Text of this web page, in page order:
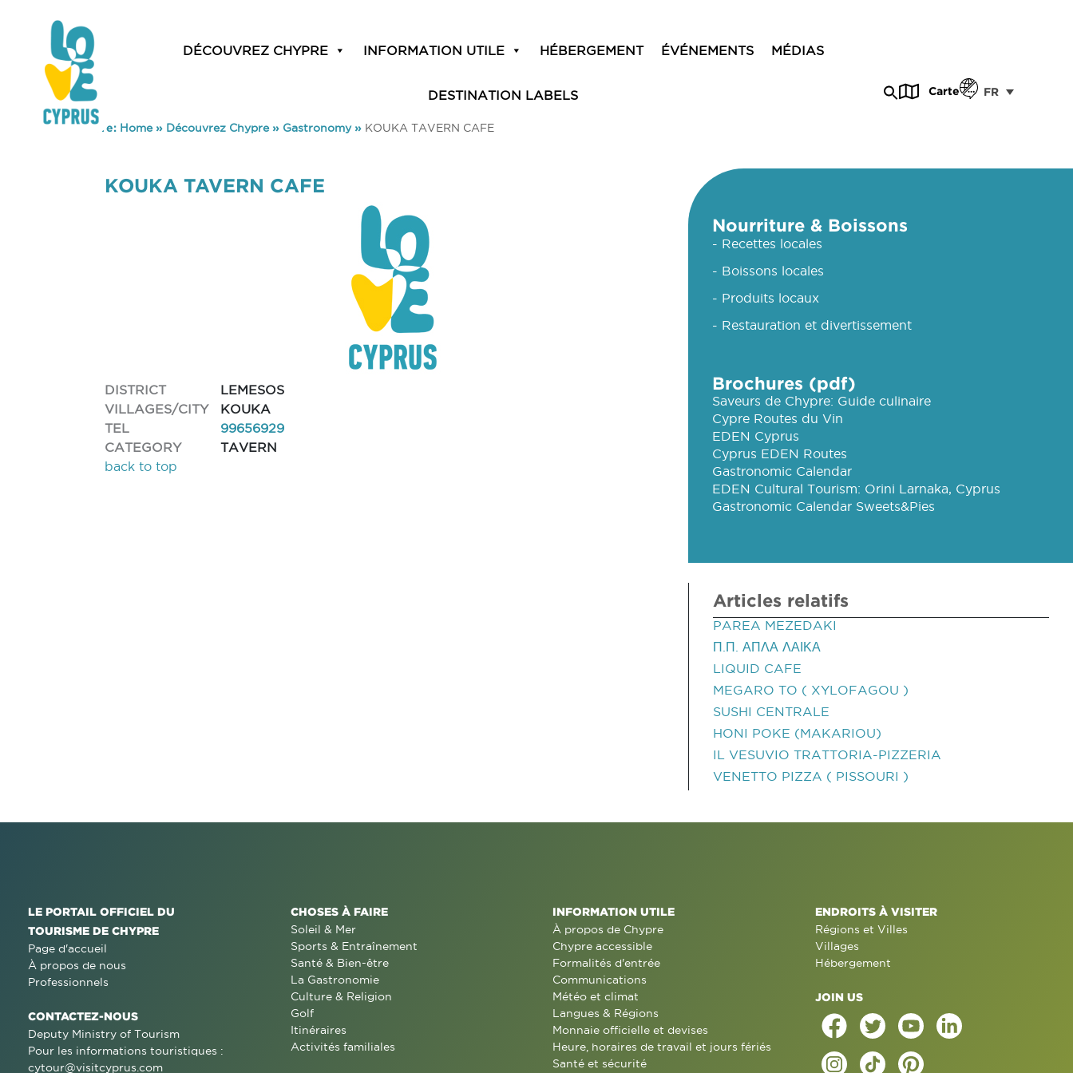
DÉCOUVREZ CHYPRE INFORMATION UTILE HÉBERGEMENT ÉVÉNEMENTS MÉDIAS
DESTINATION LABELS Carte FR
You are here: Home» Découvrez Chypre» Gastronomy» KOUKA TAVERN CAFE
KOUKA TAVERN CAFE
DISTRICT
LEMESOS
VILLAGES/CITY
KOUKA
TEL
99656929
CATEGORY
TAVERN
back to top
Nourriture & Boissons
- Recettes locales
- Boissons locales
- Produits locaux
- Restauration et divertissement
Brochures (pdf)
Saveurs de Chypre: Guide culinaire
Cypre Routes du Vin
EDEN Cyprus
Cyprus EDEN Routes
Gastronomic Calendar
EDEN Cultural Tourism: Orini Larnaka, Cyprus
Gastronomic Calendar Sweets&Pies
Articles relatifs
PAREA MEZEDAKI
Π.Π. ΑΠΛΑ ΛΑΙΚΑ
LIQUID CAFE
MEGARO TO ( XYLOFAGOU )
SUSHI CENTRALE
HONI POKE (MAKARIOU)
IL VESUVIO TRATTORIA-PIZZERIA
VENETTO PIZZA ( PISSOURI )
LE PORTAIL OFFICIEL DU
TOURISME DE CHYPRE
Page d'accueil
À propos de nous
Professionnels
CONTACTEZ-NOUS
Deputy Ministry of Tourism
Pour les informations touristiques :
cytour@visitcyprus.com
CHOSES À FAIRE
Soleil & Mer
Sports & Entraînement
Santé & Bien-être
La Gastronomie
Culture & Religion
Golf
Itinéraires
Activités familiales
INFORMATION UTILE
À propos de Chypre
Chypre accessible
Formalités d'entrée
Communications
Météo et climat
Langues & Régions
Monnaie officielle et devises
Heure, horaires de travail et jours fériés
Santé et sécurité
ENDROITS À VISITER
Régions et Villes
Villages
Hébergement
JOIN US